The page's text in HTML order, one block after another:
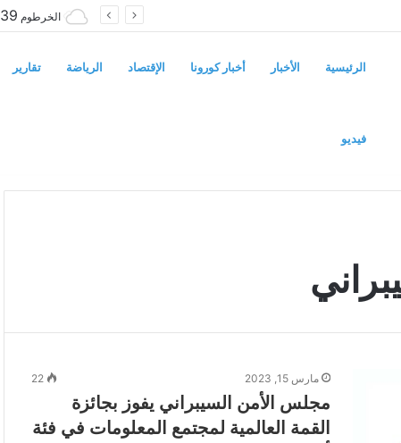
الخرطوم 39
الرئيسية الأخبار أخبار كورونا الإقتصاد الرياضة تقارير
فيديو
مارس 15, 2023 22
مجلس الأمن السيبراني يفوز بجائزة
القمة العالمية لمجتمع المعلومات في فئة